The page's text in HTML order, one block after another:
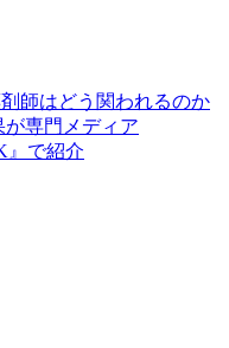
師はどう関われるのか
専門メディア
』で紹介